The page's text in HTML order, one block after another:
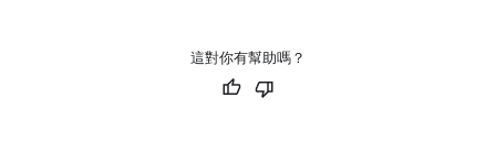
這對你有幫助嗎？